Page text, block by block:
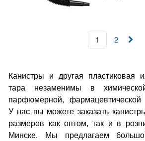
1 2
Канистры и другая пластиковая
тара незаменимы в
парфюмерной,
У нас вы можете заказать
размеров как оптом, так и в
Минске. Мы предлагаем